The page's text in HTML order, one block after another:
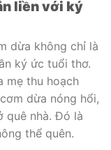
liền với ký
dừa không chỉ là
ký ức tuổi thơ.
mẹ thu hoạch
dừa nóng hổi,
quê nhà. Đó là
thể quên.